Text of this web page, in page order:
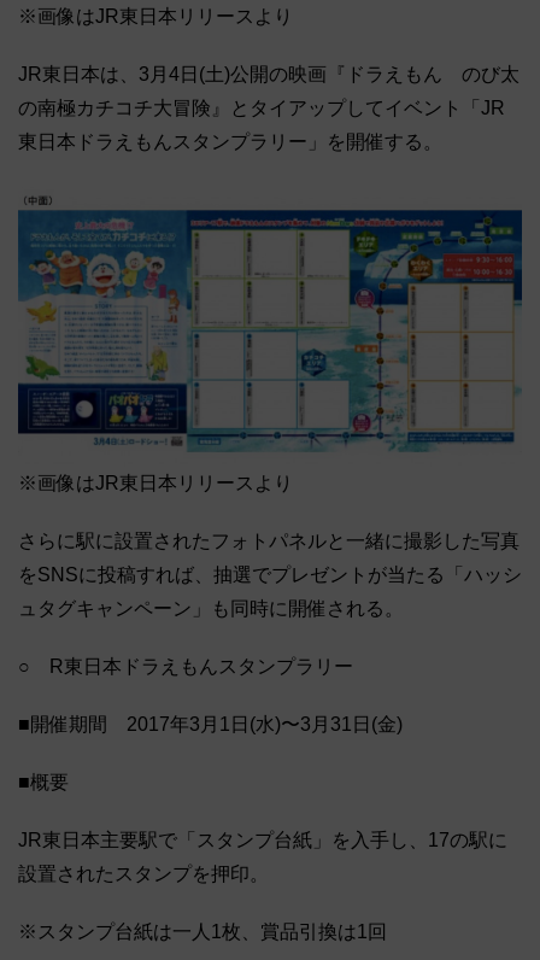
※画像はJR東日本リリースより
JR東日本は、3月4日(土)公開の映画『ドラえもん のび太
の南極カチコチ大冒険』とタイアップしてイベント「JR
東日本ドラえもんスタンプラリー」を開催する。
※画像はJR東日本リリースより
さらに駅に設置されたフォトパネルと一緒に撮影した写真
をSNSに投稿すれば、抽選でプレゼントが当たる「ハッシ
ュタグキャンペーン」も同時に開催される。
○ R東日本ドラえもんスタンプラリー
■開催期間 2017年3月1日(水)〜3月31日(金)
■概要
JR東日本主要駅で「スタンプ台紙」を入手し、17の駅に
設置されたスタンプを押印。
※スタンプ台紙は一人1枚、賞品引換は1回